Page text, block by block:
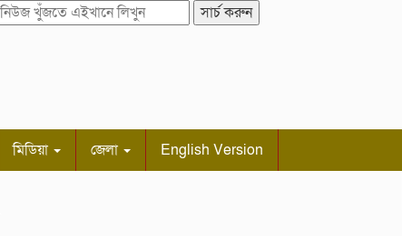
সার্চ করুন
মিডিয়া জেলা
English Version